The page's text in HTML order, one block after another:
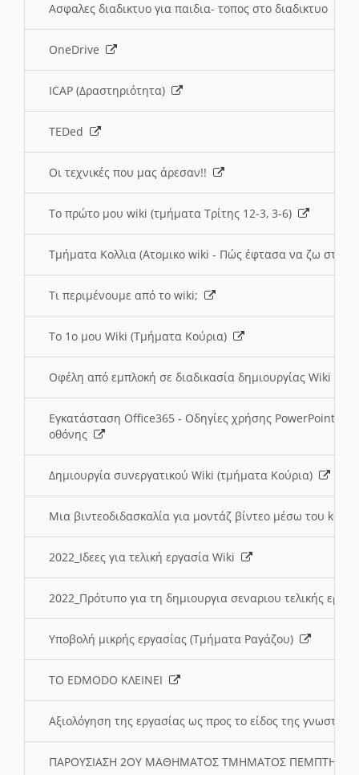
Ασφαλες διαδικτυο για παιδια- τοπος στο διαδικτυο
OneDrive
ICAP (Δραστηριότητα)
TEDed
Οι τεχνικές που μας άρεσαν!!
Το πρώτο μου wiki (τμήματα Τρίτης 12-3, 3-6)
Τμήματα Κολλια (Ατομικο wiki - Πώς έφτασα να ζω στην
Τι περιμένουμε από το wiki;
Το 1ο μου Wiki (Τμήματα Κούρια)
Οφέλη από εμπλοκή σε διαδικασία δημιουργίας Wiki
Εγκατάσταση Office365 - Οδηγίες χρήσης PowerPoint
οθόνης
Δημιουργία συνεργατικού Wiki (τμήματα Κούρια)
Μια βιντεοδιδασκαλία για μοντάζ βίντεο μέσω του
2022_Ιδεες για τελική εργασία Wiki
2022_Πρότυπο για τη δημιουργια σεναριου τελικής
Υποβολή μικρής εργασίας (Τμήματα Ραγάζου)
ΤΟ EDMODO ΚΛΕΙΝΕΙ
Αξιολόγηση της εργασίας ως προς το είδος της
ΠΑΡΟΥΣΙΑΣΗ 2ΟΥ ΜΑΘΗΜΑΤΟΣ ΤΜΗΜΑΤΟΣ